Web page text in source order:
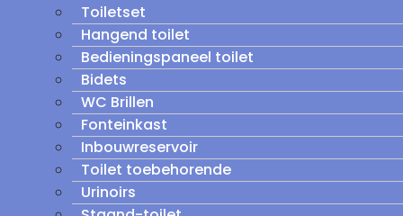
Toiletset
Hangend toilet
Bedieningspaneel toilet
Bidets
WC Brillen
Fonteinkast
Inbouwreservoir
Toilet toebehorende
Urinoirs